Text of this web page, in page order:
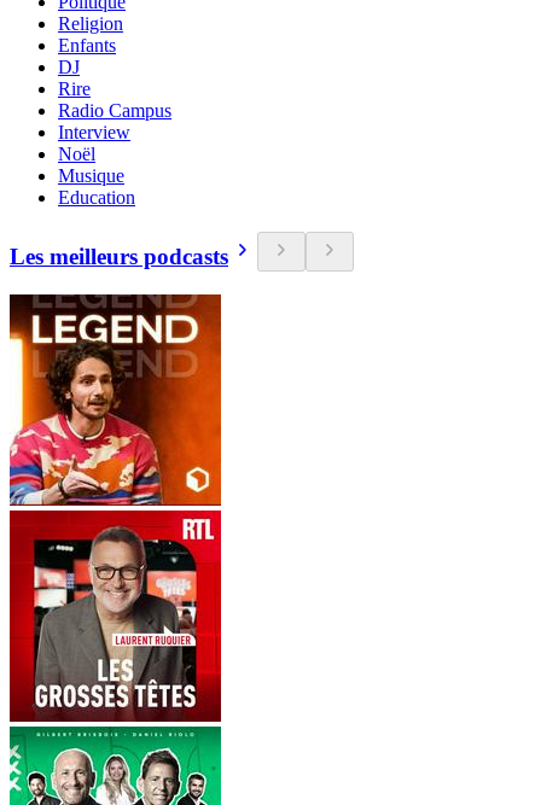
Religion
Enfants
DJ
Rire
Radio Campus
Interview
Noël
Musique
Education
Les meilleurs podcasts